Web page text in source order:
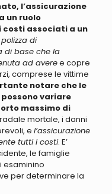
l’assicurazione
un ruolo
associati a un
di
di base che la
ad averee copre
comprese le vittime
notare che le
variare
massimo di
mortale, i danni
e l’assicurazione
tutti i costi. E’
le famiglie
esaminino
per determinare la